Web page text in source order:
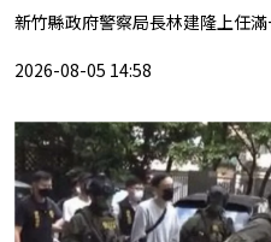
新竹縣政府警察局長林建隆上任
2026-08-05 14:58